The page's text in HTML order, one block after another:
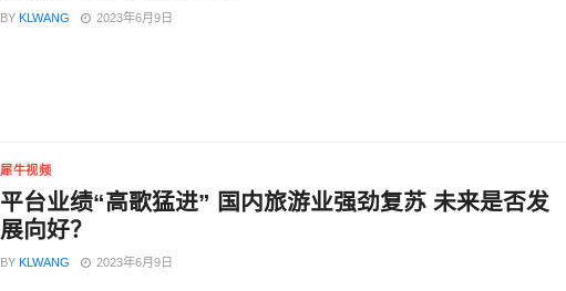
BY KLWANG 2023年6月9日
犀牛视频
平台业绩“高歌猛进” 国内旅游业强劲复苏 未来是否发
展向好？
BY KLWANG 2023年6月9日